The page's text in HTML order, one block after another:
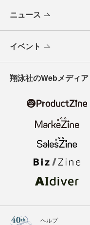
ニュース
イベント
翔泳社のWebメディア
ヘルプ